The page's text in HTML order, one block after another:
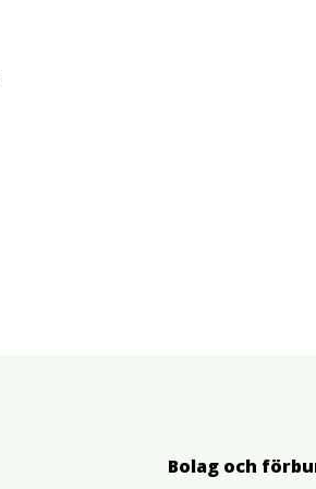
Bolag och